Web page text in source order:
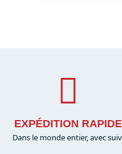
EXPÉDITION RAPIDE
Dans le monde entier, avec